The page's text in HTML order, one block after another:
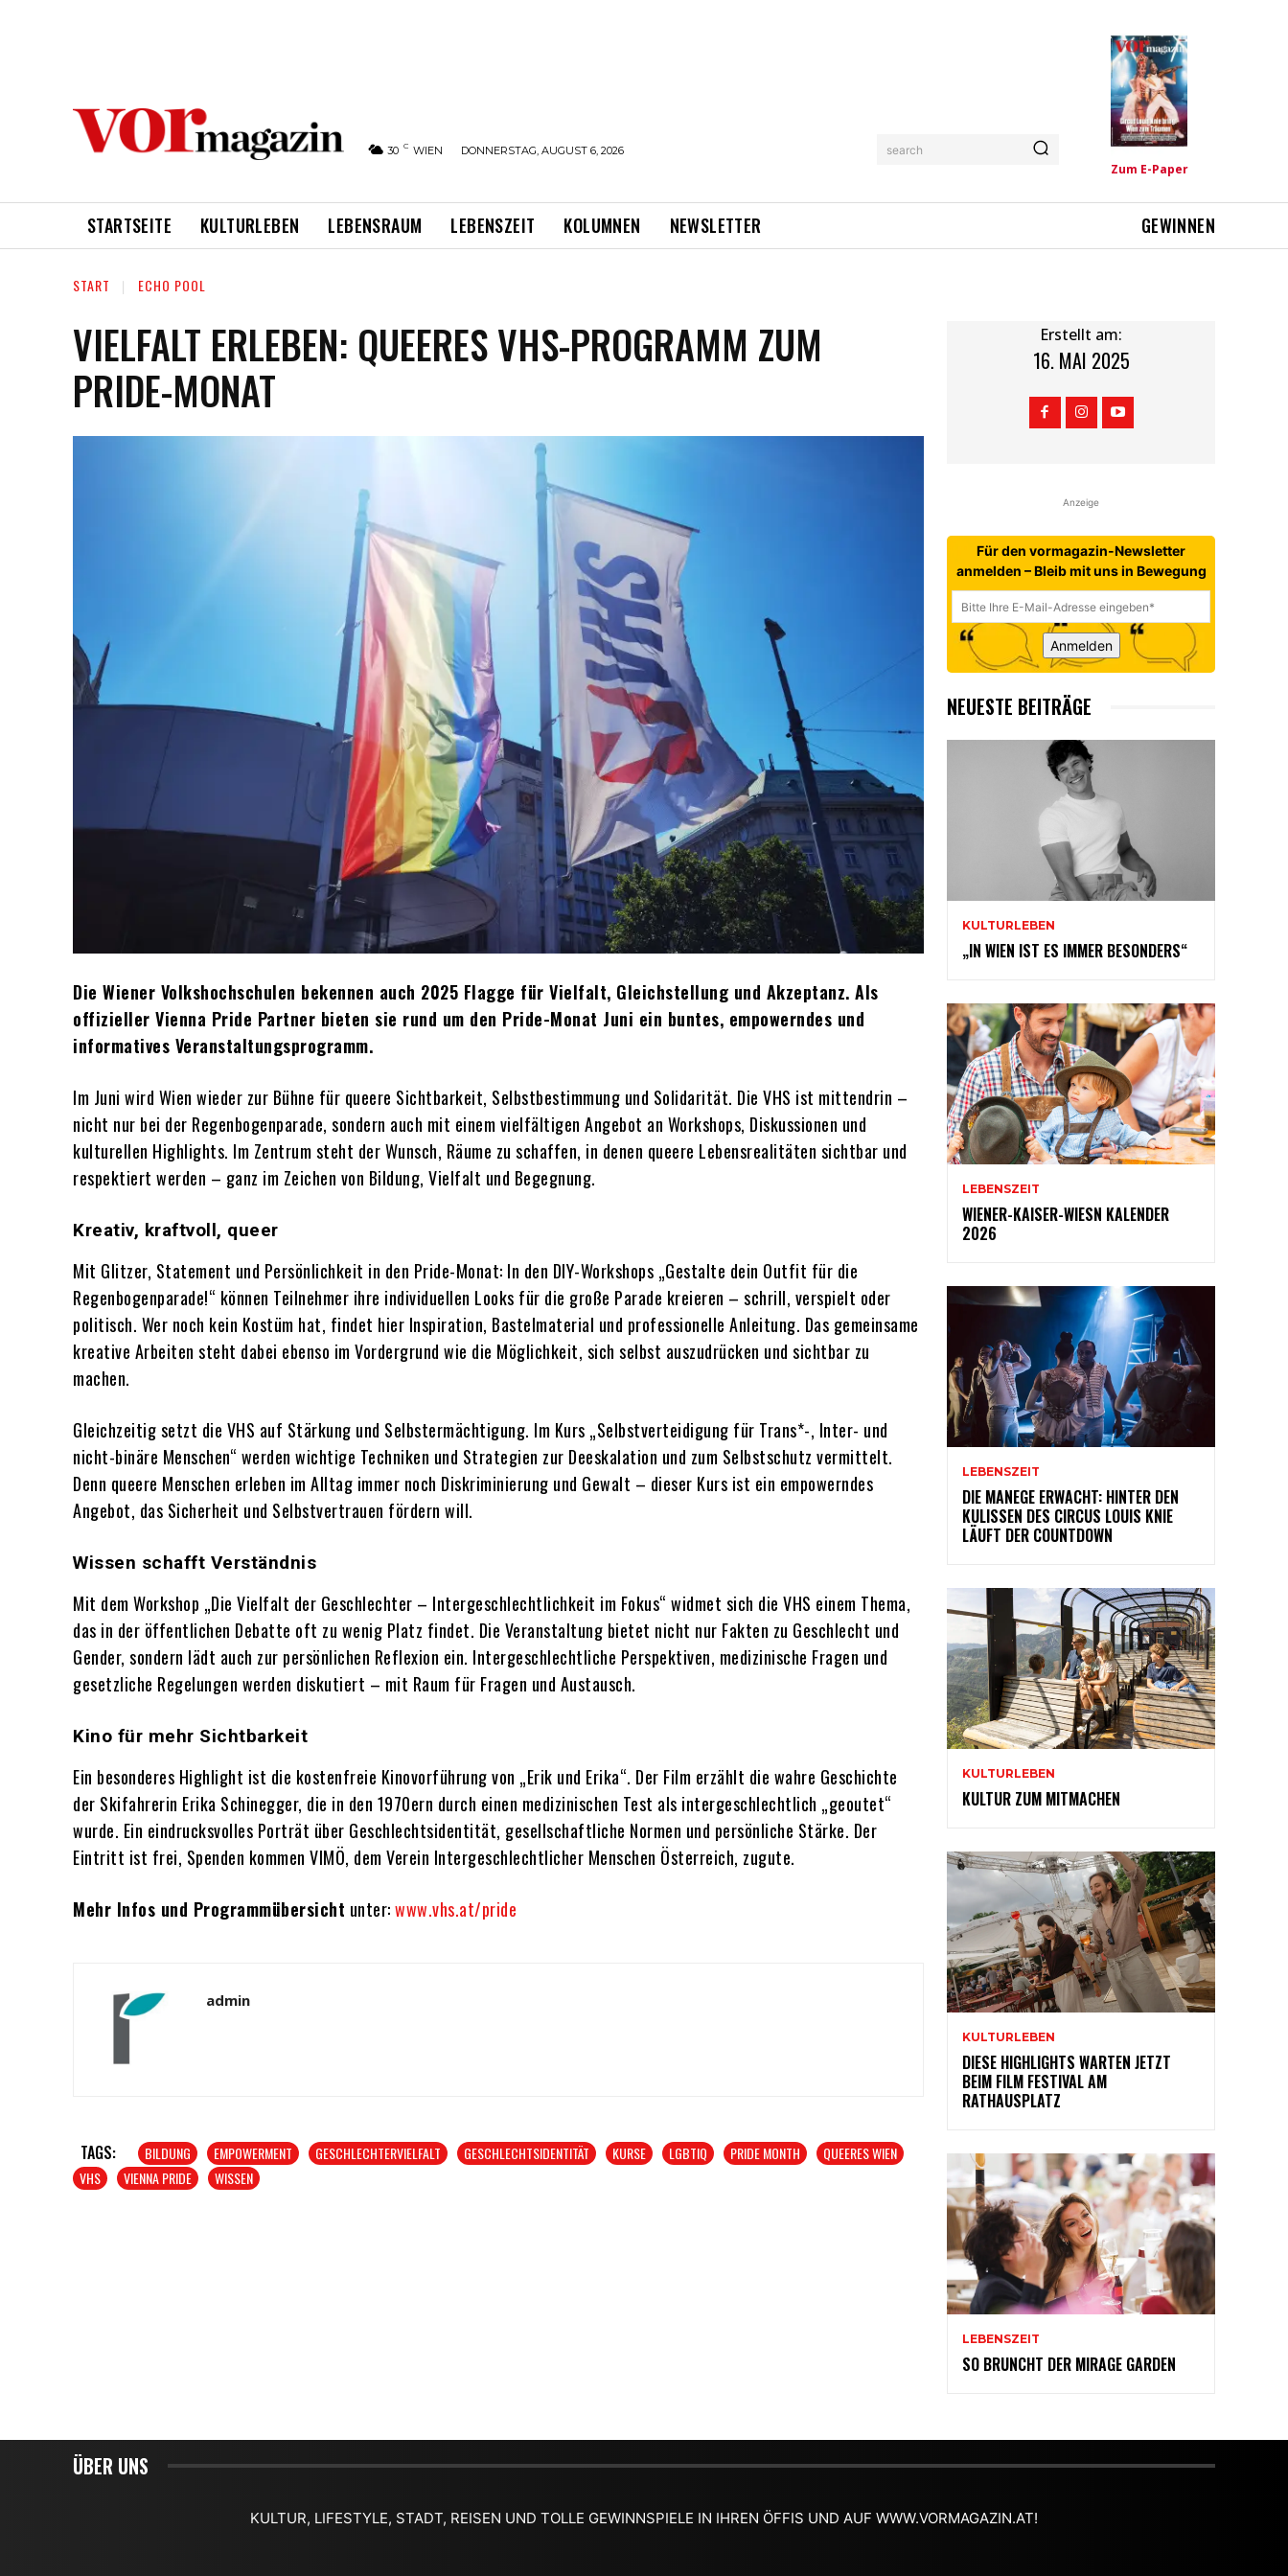
30 C WIEN DONNERSTAG, AUGUST 6, 2026 search
Zum E-Paper
STARTSEITE KULTURLEBEN LEBENSRAUM LEBENSZEIT KOLUMNEN NEWSLETTER GEWINNEN
START ECHO POOL
VIELFALT ERLEBEN: QUEERES VHS-PROGRAMM ZUM
PRIDE-MONAT
Die Wiener Volkshochschulen bekennen auch 2025 Flagge für Vielfalt, Gleichstellung und Akzeptanz. Als
offizieller Vienna Pride Partner bieten sie rund um den Pride-Monat Juni ein buntes, empowerndes und
informatives Veranstaltungsprogramm.
Im Juni wird Wien wieder zur Bühne für queere Sichtbarkeit, Selbstbestimmung und Solidarität. Die VHS ist mittendrin –
nicht nur bei der Regenbogenparade, sondern auch mit einem vielfältigen Angebot an Workshops, Diskussionen und
kulturellen Highlights. Im Zentrum steht der Wunsch, Räume zu schaffen, in denen queere Lebensrealitäten sichtbar und
respektiert werden – ganz im Zeichen von Bildung, Vielfalt und Begegnung.
Kreativ, kraftvoll, queer
Mit Glitzer, Statement und Persönlichkeit in den Pride-Monat: In den DIY-Workshops „Gestalte dein Outfit für die
Regenbogenparade!“ können Teilnehmer ihre individuellen Looks für die große Parade kreieren – schrill, verspielt oder
politisch. Wer noch kein Kostüm hat, findet hier Inspiration, Bastelmaterial und professionelle Anleitung. Das gemeinsame
kreative Arbeiten steht dabei ebenso im Vordergrund wie die Möglichkeit, sich selbst auszudrücken und sichtbar zu
machen.
Gleichzeitig setzt die VHS auf Stärkung und Selbstermächtigung. Im Kurs „Selbstverteidigung für Trans*-, Inter- und
nicht-binäre Menschen“ werden wichtige Techniken und Strategien zur Deeskalation und zum Selbstschutz vermittelt.
Denn queere Menschen erleben im Alltag immer noch Diskriminierung und Gewalt – dieser Kurs ist ein empowerndes
Angebot, das Sicherheit und Selbstvertrauen fördern will.
Wissen schafft Verständnis
Mit dem Workshop „Die Vielfalt der Geschlechter – Intergeschlechtlichkeit im Fokus“ widmet sich die VHS einem Thema,
das in der öffentlichen Debatte oft zu wenig Platz findet. Die Veranstaltung bietet nicht nur Fakten zu Geschlecht und
Gender, sondern lädt auch zur persönlichen Reflexion ein. Intergeschlechtliche Perspektiven, medizinische Fragen und
gesetzliche Regelungen werden diskutiert – mit Raum für Fragen und Austausch.
Kino für mehr Sichtbarkeit
Ein besonderes Highlight ist die kostenfreie Kinovorführung von „Erik und Erika“. Der Film erzählt die wahre Geschichte
der Skifahrerin Erika Schinegger, die in den 1970ern durch einen medizinischen Test als intergeschlechtlich „geoutet“
wurde. Ein eindrucksvolles Porträt über Geschlechtsidentität, gesellschaftliche Normen und persönliche Stärke. Der
Eintritt ist frei, Spenden kommen VIMÖ, dem Verein Intergeschlechtlicher Menschen Österreich, zugute.
Mehr Infos und Programmübersicht unter:www.vhs.at/pride
admin
TAGS: BILDUNG EMPOWERMENT GESCHLECHTERVIELFALT GESCHLECHTSIDENTITÄT KURSE LGBTIQ PRIDE MONTH
QUEERES WIEN
VHS
VIENNA PRIDE WISSEN
Erstellt am:
16. MAI 2025
Anzeige
Für den vormagazin-Newsletter
anmelden – Bleib mit uns in Bewegung
Anmelden
NEUESTE BEITRÄGE
KULTURLEBEN
„IN WIEN IST ES IMMER BESONDERS“
LEBENSZEIT
WIENER-KAISER-WIESN KALENDER
2026
LEBENSZEIT
DIE MANEGE ERWACHT: HINTER DEN
KULISSEN DES CIRCUS LOUIS KNIE
LÄUFT DER COUNTDOWN
KULTURLEBEN
KULTUR ZUM MITMACHEN
KULTURLEBEN
DIESE HIGHLIGHTS WARTEN JETZT
BEIM FILM FESTIVAL AM
RATHAUSPLATZ
LEBENSZEIT
SO BRUNCHT DER MIRAGE GARDEN
ÜBER UNS
KULTUR, LIFESTYLE, STADT, REISEN UND TOLLE GEWINNSPIELE IN IHREN ÖFFIS UND AUF WWW.VORMAGAZIN.AT!